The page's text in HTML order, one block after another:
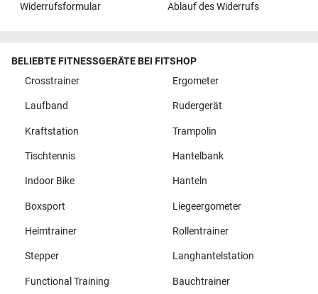
Widerrufsformular Ablauf des Widerrufs
BELIEBTE FITNESSGERÄTE BEI FITSHOP
Crosstrainer
Ergometer
Laufband Rudergerät
Kraftstation Trampolin
Tischtennis Hantelbank
Indoor Bike Hanteln
Boxsport Liegeergometer
Heimtrainer Rollentrainer
Stepper Langhantelstation
Functional Training Bauchtrainer